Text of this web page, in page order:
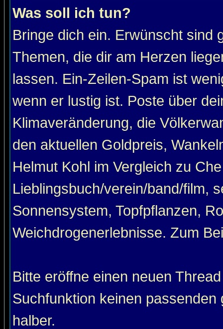
Was soll ich tun?
Bringe dich ein. Erwünscht sind
Themen, die dir am Herzen
lassen. Ein-Zeilen-Spam ist
wenn er lustig ist. Poste über
Klimaveränderung, die
den aktuellen Goldpreis,
Helmut Kohl im Vergleich zu
Lieblingsbuch/verein/band/film,
Sonnensystem, Topfpflanzen,
Weichdrogenerlebnisse. Zum
Bitte eröffne einen neuen
Suchfunktion keinen
halber.